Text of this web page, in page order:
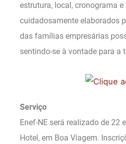
estrutura, local, cronograma e
cuidadosamente elaborados
das famílias empresárias
sentindo-se à vontade para a
Serviço
Enef-NE será realizado de 22
Hotel, em Boa Viagem.